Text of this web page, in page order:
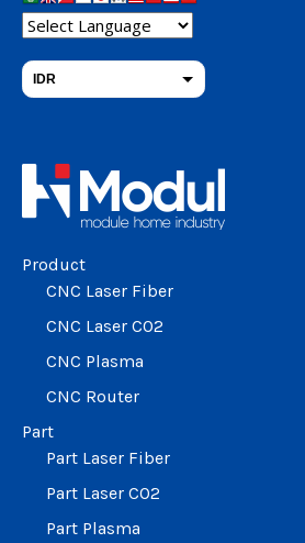
Product
CNC Laser Fiber
CNC Laser CO2
CNC Plasma
CNC Router
Part
Part Laser Fiber
Part Laser CO2
Part Plasma
IDR
change the rate and this description to the right values